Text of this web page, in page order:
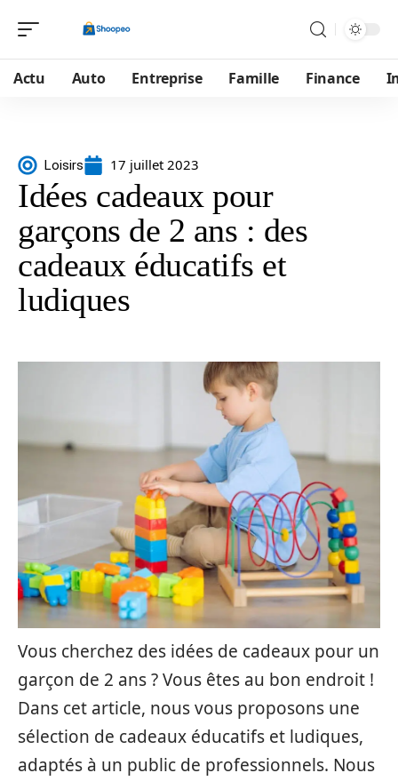
Actu Auto Entreprise Famille Finance
Loisirs 17 juillet 2023
Idées cadeaux pour
garçons de 2 ans : des
cadeaux éducatifs et
ludiques
Vous cherchez des idées de cadeaux pour un
garçon de 2 ans ? Vous êtes au bon endroit !
Dans cet article, nous vous proposons une
sélection de cadeaux éducatifs et ludiques,
adaptés à un public de professionnels. Nous